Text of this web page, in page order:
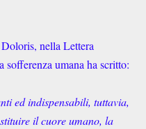
nella Lettera
sofferenza umana ha scritto:
ed indispensabili, tuttavia,
il cuore umano, la